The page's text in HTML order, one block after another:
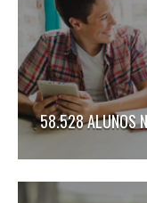
58.528 ALUNOS